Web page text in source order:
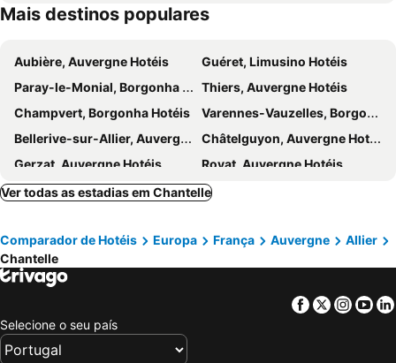
Mais destinos populares
Aubière, Auvergne Hotéis
Guéret, Limusino Hotéis
Paray-le-Monial, Borgonha Hotéis
Thiers, Auvergne Hotéis
Champvert, Borgonha Hotéis
Varennes-Vauzelles, Borgonha Hotéis
Bellerive-sur-Allier, Auvergne Hotéis
Châtelguyon, Auvergne Hotéis
Gerzat, Auvergne Hotéis
Royat, Auvergne Hotéis
Roanne, Ródano-Alpes Hotéis
Villeneuve-sur-Allier, Auvergne Hotéis
Saint-Rémy-de-Blot, Auvergne Hotéis
Commentry, Auvergne Hotéis
Les Ancizes-Comps, Auvergne Hotéis
Châteaugay, Auvergne Hotéis
Decize, Borgonha Hotéis
Clermont-Ferrand, Auvergne Hotéis
Montluçon, Auvergne Hotéis
Vichy, Auvergne Hotéis
Ver todas as estadias em Chantelle
Comparador de Hotéis Europa França Auvergne
Allier
Chantelle
Facebook
Twitter
Selecione o seu país